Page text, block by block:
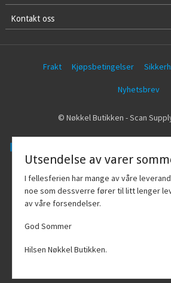
Kontakt oss
Frakt Kjøpsbetingelser
Nyhetsbrev
© Nøkkel Butikken - Scan
Vår nettbutikk bruker cookies
får en bedre kjøpsopplevelse
yte deg bedre service. Vi bruker
hovedsaklig til å lagre
Utsendelse av varer
I fellesferien har mange av våre
noe som dessverre fører til litt lenger
av våre forsendelser.
God Sommer
Hilsen Nøkkel Butikken.